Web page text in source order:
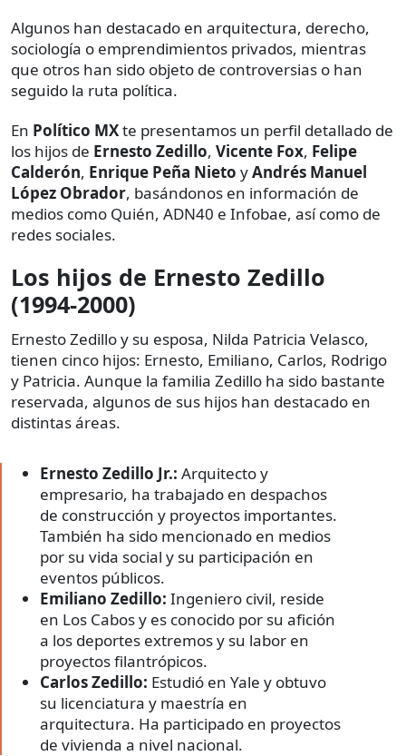
Algunos han destacado en arquitectura, derecho,
sociología o emprendimientos privados, mientras
que otros han sido objeto de controversias o han
seguido la ruta política.
En Político MXte presentamos un perfil detallado de
los hijos de Ernesto Zedillo, Vicente Fox, Felipe
Calderón, Enrique Peña Nieto yAndrés Manuel
López Obrador, basándonos en información de
medios como Quién, ADN40 e Infobae, así como de
redes sociales.
Los hijos de Ernesto Zedillo
(1994-2000)
Ernesto Zedillo y su esposa, Nilda Patricia Velasco,
tienen cinco hijos: Ernesto, Emiliano, Carlos, Rodrigo
y Patricia. Aunque la familia Zedillo ha sido bastante
reservada, algunos de sus hijos han destacado en
distintas áreas.
Ernesto Zedillo Jr.: Arquitecto y
empresario, ha trabajado en despachos
de construcción y proyectos importantes.
También ha sido mencionado en medios
por su vida social y su participación en
eventos públicos.
Emiliano Zedillo: Ingeniero civil, reside
en Los Cabos y es conocido por su afición
a los deportes extremos y su labor en
proyectos filantrópicos.
Carlos Zedillo: Estudió en Yale y obtuvo
su licenciatura y maestría en
arquitectura. Ha participado en proyectos
de vivienda a nivel nacional.